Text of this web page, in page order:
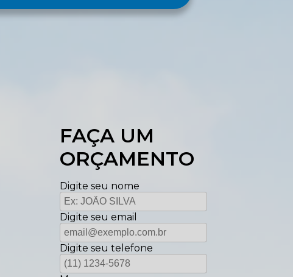
FAÇA UM
ORÇAMENTO
Digite seu nome
Digite seu email
Digite seu telefone